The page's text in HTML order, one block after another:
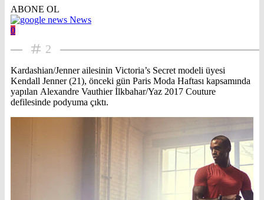
ABONE OL
News
0
2
Kardashian/Jenner ailesinin Victoria’s Secret modeli üyesi
Kendall Jenner (21), önceki gün Paris Moda Haftası kapsamında
yapılan Alexandre Vauthier İlkbahar/Yaz 2017 Couture
defilesinde podyuma çıktı.